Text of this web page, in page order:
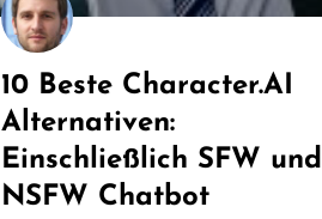
10 Beste Character.AI
Alternativen:
Einschließlich SFW und
NSFW Chatbot